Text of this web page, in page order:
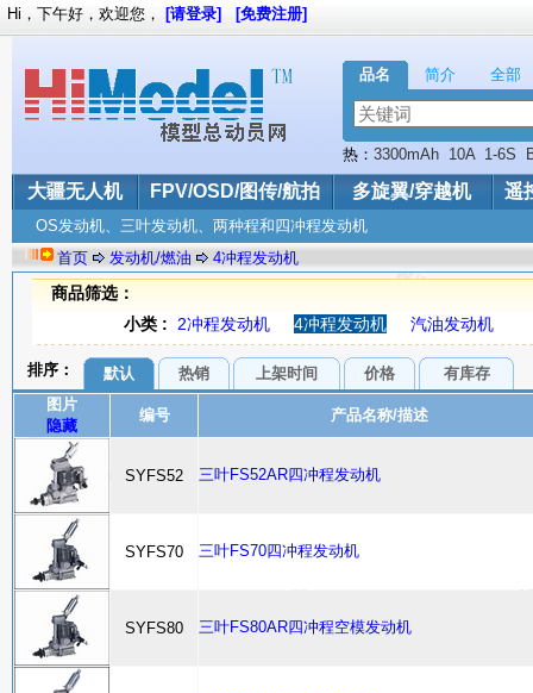
品名 简介 全部
热： 3300mAh 10A 1-6S
E-SKY UBEC
大疆无人机 FPV/OSD/图传/航拍 多旋翼/穿越机 遥
Hi，下午好，欢迎您， [请登录] [免费注册]
OS发动机、三叶发动机、两种程和四冲程发动机
首页
发动机/燃油 4冲程发动机
商品筛选：
小类 :
2冲程发动机 4冲程发动机 汽油发动机
排序： 默认 热销 上架时间 价格
有库存
图片
隐藏
编号 产品名称/描述
SYFS52 三叶FS52AR四冲程发动机
SYFS70 三叶FS70四冲程发动机
SYFS80 三叶FS80AR四冲程空模发动机